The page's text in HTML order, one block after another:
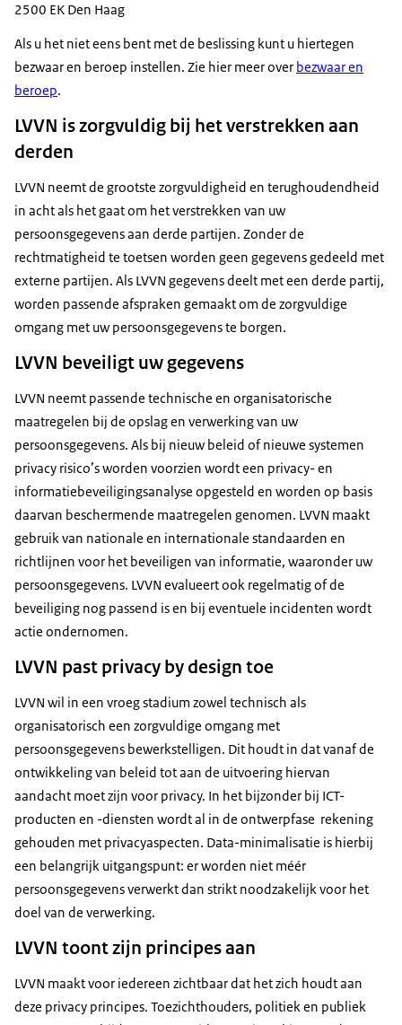
2500 EK Den Haag
Als u het niet eens bent met de beslissing kunt u hiertegen
bezwaar en beroep instellen. Zie hier meer over bezwaar en
beroep.
LVVN is zorgvuldig bij het verstrekken aan
derden
LVVN neemt de grootste zorgvuldigheid en terughoudendheid
in acht als het gaat om het verstrekken van uw
persoonsgegevens aan derde partijen. Zonder de
rechtmatigheid te toetsen worden geen gegevens gedeeld met
externe partijen. Als LVVN gegevens deelt met een derde partij,
worden passende afspraken gemaakt om de zorgvuldige
omgang met uw persoonsgegevens te borgen.
LVVN beveiligt uw gegevens
LVVN neemt passende technische en organisatorische
maatregelen bij de opslag en verwerking van uw
persoonsgegevens. Als bij nieuw beleid of nieuwe systemen
privacy risico’s worden voorzien wordt een privacy- en
informatiebeveiligingsanalyse opgesteld en worden op basis
daarvan beschermende maatregelen genomen. LVVN maakt
gebruik van nationale en internationale standaarden en
richtlijnen voor het beveiligen van informatie, waaronder uw
persoonsgegevens. LVVN evalueert ook regelmatig of de
beveiliging nog passend is en bij eventuele incidenten wordt
actie ondernomen.
LVVN past privacy by design toe
LVVN wil in een vroeg stadium zowel technisch als
organisatorisch een zorgvuldige omgang met
persoonsgegevens bewerkstelligen. Dit houdt in dat vanaf de
ontwikkeling van beleid tot aan de uitvoering hiervan
aandacht moet zijn voor privacy. In het bijzonder bij ICT-
producten en -diensten wordt al in de ontwerpfase rekening
gehouden met privacyaspecten. Data-minimalisatie is hierbij
een belangrijk uitgangspunt: er worden niet méér
persoonsgegevens verwerkt dan strikt noodzakelijk voor het
doel van de verwerking.
LVVN toont zijn principes aan
LVVN maakt voor iedereen zichtbaar dat het zich houdt aan
deze privacy principes. Toezichthouders, politiek en publiek